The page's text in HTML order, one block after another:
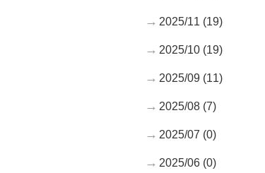
2025/11 (19)
2025/10 (19)
2025/09 (11)
2025/08 (7)
2025/07 (0)
2025/06 (0)